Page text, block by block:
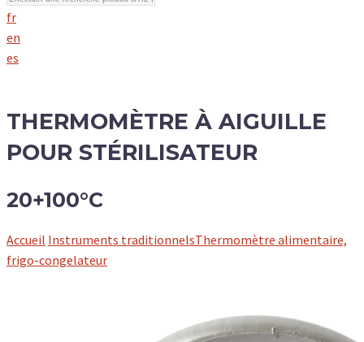
fr
en
es
THERMOMÈTRE À AIGUILLE
POUR STÉRILISATEUR
20+100°C
Accueil Instruments traditionnelsThermomètre alimentaire,
frigo-congelateur